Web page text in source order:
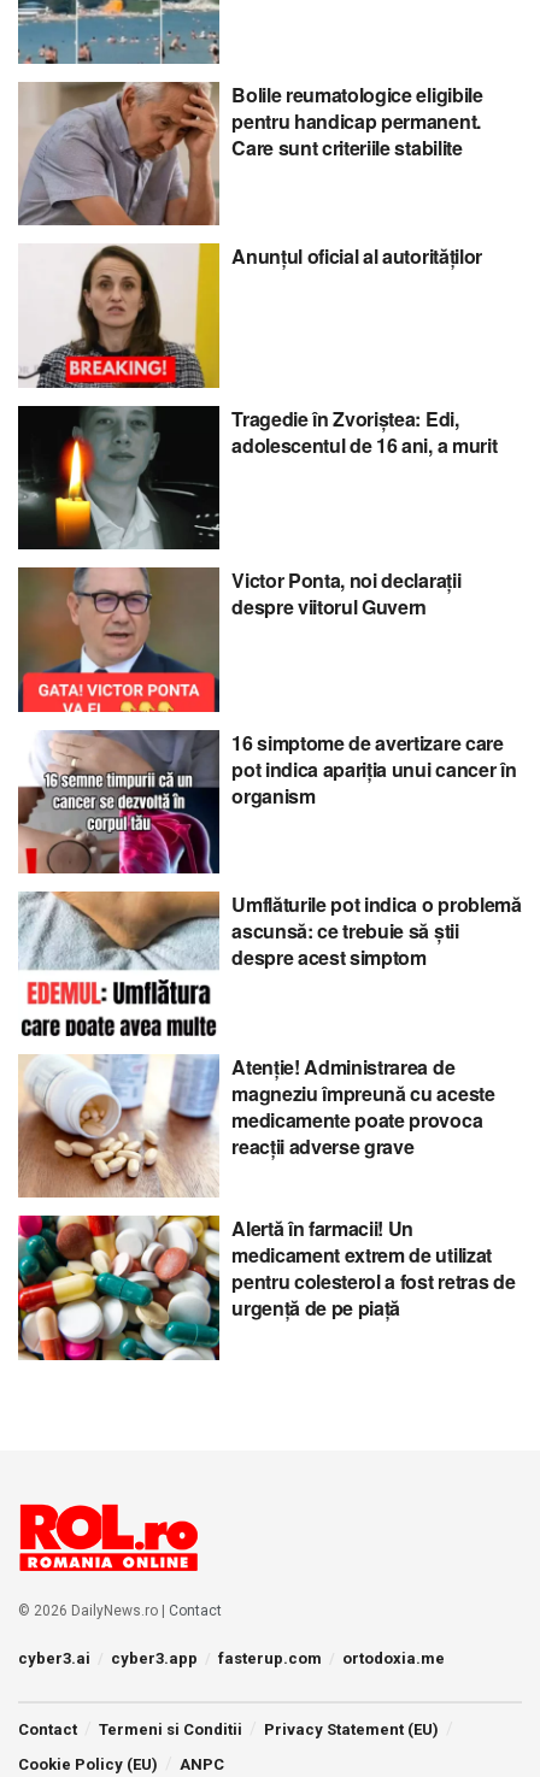
Bolile reumatologice eligibile
pentru handicap permanent.
Care sunt criteriile stabilite
Anunțul oficial al autorităților
Tragedie în Zvoriștea: Edi,
adolescentul de 16 ani, a murit
Victor Ponta, noi declarații
despre viitorul Guvern
16 simptome de avertizare care
pot indica apariția unui cancer în
organism
Umflăturile pot indica o problemă
ascunsă: ce trebuie să știi
despre acest simptom
Atenție! Administrarea de
magneziu împreună cu aceste
medicamente poate provoca
reacții adverse grave
Alertă în farmacii! Un
medicament extrem de utilizat
pentru colesterol a fost retras de
urgență de pe piață
© 2026 DailyNews.ro | Contact
cyber3.ai cyber3.app fasterup.com ortodoxia.me
Contact Termeni si Conditii
Privacy Statement (EU)
Cookie Policy (EU)
ANPC